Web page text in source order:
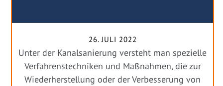
26. JULI 2022
Unter der Kanalsanierung versteht man spezielle
Verfahrenstechniken und Maßnahmen, die zur
Wiederherstellung oder der Verbesserung von